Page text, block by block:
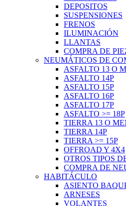
DEPOSITOS
SUSPENSIONES
FRENOS
ILUMINACIÓN
LLANTAS
COMPRA DE
NEUMÁTICOS DE
ASFALTO 13 O
ASFALTO 14P
ASFALTO 15P
ASFALTO 16P
ASFALTO 17P
ASFALTO >= 18P
TIERRA 13 O
TIERRA 14P
TIERRA >= 15P
OFFROAD Y 4X4
OTROS TIPOS
COMPRA DE
HABITÁCULO
ASIENTO
ARNESES
VOLANTES